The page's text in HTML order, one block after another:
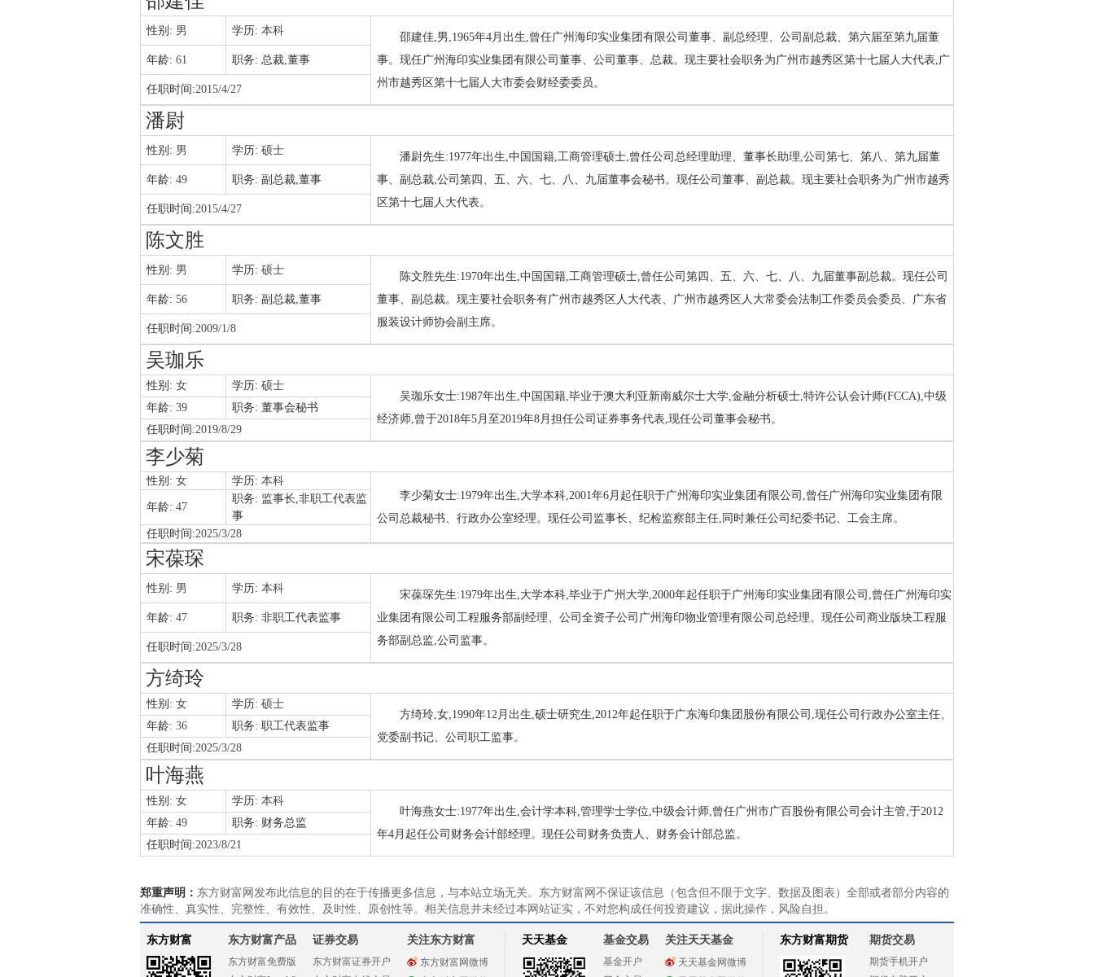
性别: 男 学历: 本科
邵建佳,男,1965年4月出生,曾任广州海印实业集团有限公司董事、副总经理、公司副总裁、第六届至第九届董
事。现任广州海印实业集团有限公司董事、公司董事、总裁。现主要社会职务为广州市越秀区第十七届人大代表,广
州市越秀区第十七届人大市委会财经委委员。
年龄: 61 职务: 总裁,董事
任职时间:2015/4/27
潘尉
性别: 男 学历: 硕士
潘尉先生:1977年出生,中国国籍,工商管理硕士,曾任公司总经理助理、董事长助理,公司第七、第八、第九届董
事、副总裁,公司第四、五、六、七、八、九届董事会秘书。现任公司董事、副总裁。现主要社会职务为广州市越秀
区第十七届人大代表。
年龄: 49 职务: 副总裁,董事
任职时间:2015/4/27
陈文胜
性别: 男 学历: 硕士
陈文胜先生:1970年出生,中国国籍,工商管理硕士,曾任公司第四、五、六、七、八、九届董事副总裁。现任公司
董事、副总裁。现主要社会职务有广州市越秀区人大代表、广州市越秀区人大常委会法制工作委员会委员、广东省
服装设计师协会副主席。
年龄: 56 职务: 副总裁,董事
任职时间:2009/1/8
吴珈乐
性别: 女 学历: 硕士
吴珈乐女士:1987年出生,中国国籍,毕业于澳大利亚新南威尔士大学,金融分析硕士,特许公认会计师(FCCA),中级
经济师,曾于2018年5月至2019年8月担任公司证券事务代表,现任公司董事会秘书。
年龄: 39 职务: 董事会秘书
任职时间:2019/8/29
李少菊
性别: 女 学历: 本科
李少菊女士:1979年出生,大学本科,2001年6月起任职于广州海印实业集团有限公司,曾任广州海印实业集团有限
公司总裁秘书、行政办公室经理。现任公司监事长、纪检监察部主任,同时兼任公司纪委书记、工会主席。
年龄: 47
职务: 监事长,非职工代表监
事
任职时间:2025/3/28
宋葆琛
性别: 男 学历: 本科
宋葆琛先生:1979年出生,大学本科,毕业于广州大学,2000年起任职于广州海印实业集团有限公司,曾任广州海印实
业集团有限公司工程服务部副经理、公司全资子公司广州海印物业管理有限公司总经理。现任公司商业版块工程服
务部副总监,公司监事。
年龄: 47 职务: 非职工代表监事
任职时间:2025/3/28
方绮玲
性别: 女 学历: 硕士
方绮玲,女,1990年12月出生,硕士研究生,2012年起任职于广东海印集团股份有限公司,现任公司行政办公室主任、
党委副书记、公司职工监事。
年龄: 36 职务: 职工代表监事
任职时间:2025/3/28
叶海燕
性别: 女 学历: 本科
叶海燕女士:1977年出生,会计学本科,管理学士学位,中级会计师,曾任广州市广百股份有限公司会计主管,于2012
年4月起任公司财务会计部经理。现任公司财务负责人、财务会计部总监。
年龄: 49 职务: 财务总监
任职时间:2023/8/21
郑重声明： 东方财富网发布此信息的目的在于传播更多信息，与本站立场无关。东方财富网不保证该信息（包含但不限于文字、数据及图表）全部或者部分内容的
准确性、真实性、完整性、有效性、及时性、原创性等。相关信息并未经过本网站证实，不对您构成任何投资建议，据此操作，风险自担。
东方财富 东方财富产品
东方财富免费版
证券交易
东方财富证券开户
关注东方财富
东方财富网微博
天天基金 基金交易
基金开户
关注天天基金
天天基金网微博
东方财富期货 期货交易
期货手机开户